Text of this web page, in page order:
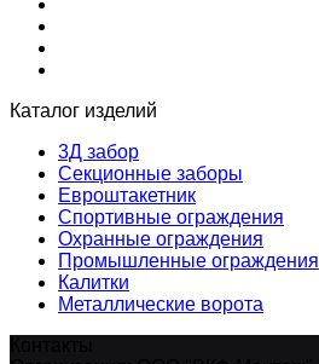
Каталог изделий
3Д забор
Секционные заборы
Евроштакетник
Спортивные ограждения
Охранные ограждения
Промышленные ограждения
Калитки
Металлические ворота